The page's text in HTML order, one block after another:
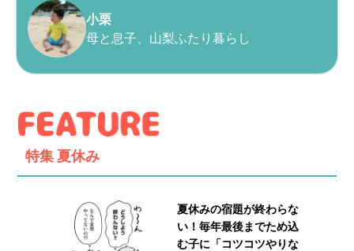
小栗
母と息子、山梨ふたり暮らし
特集 夏休み
夏休みの宿題が終わらな
い！毎年最後までため込
む子に「コツコツやりな